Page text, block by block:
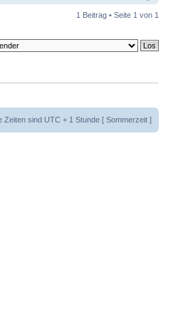
1 Beitrag • Seite 1 von 1
Zeiten sind UTC + 1 Stunde [ Sommerzeit ]